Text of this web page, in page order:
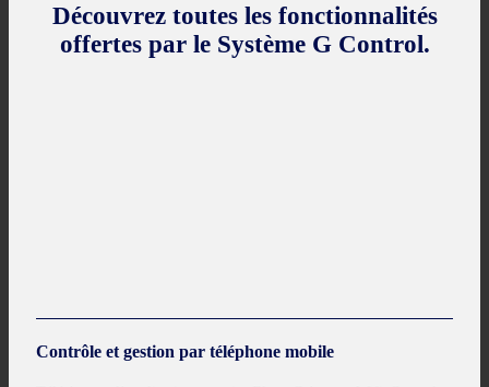
Découvrez toutes les fonctionnalités
offertes par le Système G Control.
Contrôle et gestion par téléphone mobile